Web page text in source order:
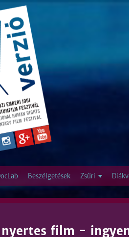
to navigation
nyertes film -
Beszélgetések Zsűri